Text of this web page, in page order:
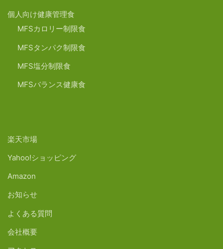
個人向け健康管理食
MFSカロリー制限食
MFSタンパク制限食
MFS塩分制限食
MFSバランス健康食
楽天市場
Yahoo!ショッピング
Amazon
お知らせ
よくある質問
会社概要